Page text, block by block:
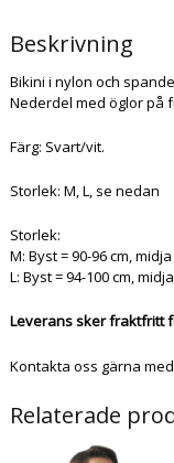
Beskrivning
Bikini i nylon och
Nederdel med öglor på
Färg: Svart/vit.
Storlek: M, L, se nedan
Storlek:
M: Byst = 90-96 cm,
L: Byst = 94-100 cm,
Leverans sker fraktfritt
Kontakta oss gärna
Relaterade